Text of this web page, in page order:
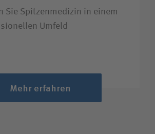
Sie Spitzen­medizin in einem
Umfeld
Mehr erfahren